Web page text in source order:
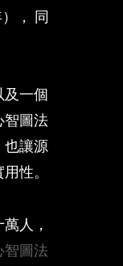
， 同
及一個
智圖法
也讓源
性。
人，
智圖法